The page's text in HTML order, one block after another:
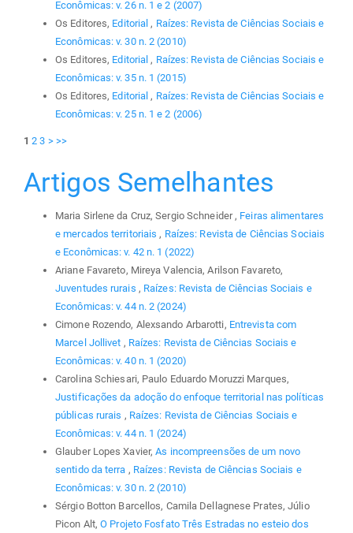
Econômicas: v. 26 n. 1 e 2 (2007)
Os Editores, Editorial , Raízes: Revista de Ciências Sociais e
Econômicas: v. 30 n. 2 (2010)
Os Editores, Editorial , Raízes: Revista de Ciências Sociais e
Econômicas: v. 35 n. 1 (2015)
Os Editores, Editorial , Raízes: Revista de Ciências Sociais e
Econômicas: v. 25 n. 1 e 2 (2006)
1 2 3 > >>
Artigos Semelhantes
Maria Sirlene da Cruz, Sergio Schneider , Feiras alimentares
e mercados territoriais , Raízes: Revista de Ciências Sociais
e Econômicas: v. 42 n. 1 (2022)
Ariane Favareto, Mireya Valencia, Arilson Favareto,
Juventudes rurais , Raízes: Revista de Ciências Sociais e
Econômicas: v. 44 n. 2 (2024)
Cimone Rozendo, Alexsando Arbarotti, Entrevista com
Marcel Jollivet , Raízes: Revista de Ciências Sociais e
Econômicas: v. 40 n. 1 (2020)
Carolina Schiesari, Paulo Eduardo Moruzzi Marques,
Justificações da adoção do enfoque territorial nas políticas
públicas rurais , Raízes: Revista de Ciências Sociais e
Econômicas: v. 44 n. 1 (2024)
Glauber Lopes Xavier,As incompreensões de um novo
sentido da terra , Raízes: Revista de Ciências Sociais e
Econômicas: v. 30 n. 2 (2010)
Sérgio Botton Barcellos, Camila Dellagnese Prates, Júlio
Picon Alt,O Projeto Fosfato Três Estradas no esteio dos